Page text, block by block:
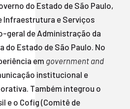
do Estado de São Paulo,
Infraestrutura e Serviços
geral de Administração da
do Estado de São Paulo. No
em government and
institucional e
Também integrou o
e o Cofig (Comitê de